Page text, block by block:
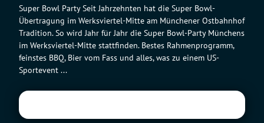
Super Bowl Party Seit Jahrzehnten hat die Super Bowl-
Übertragung im Werksviertel-Mitte am Münchener Ostbahnhof
Tradition. So wird Jahr für Jahr die Super Bowl-Party Münchens
im Werksviertel-Mitte stattfinden. Bestes Rahmenprogramm,
feinstes BBQ, Bier vom Fass und alles, was zu einem US-
Sportevent ...